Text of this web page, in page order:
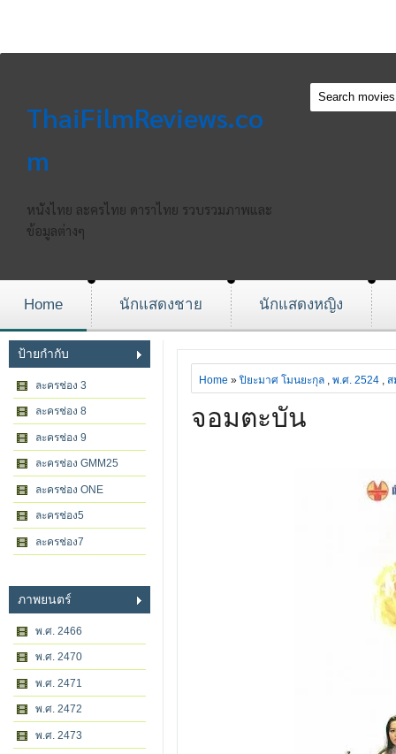
ThaiFilmReviews.co
m
หนังไทย ละครไทย ดาราไทย รวบรวมภาพและ
ข้อมูลต่างๆ
Home นักแสดงชาย นักแสดงหญิง
ป้ายกำกับ
ละครช่อง 3
ละครช่อง 8
ละครช่อง 9
ละครช่อง GMM25
ละครช่อง ONE
ละครช่อง5
ละครช่อง7
ภาพยนตร์
พ.ศ. 2466
พ.ศ. 2470
พ.ศ. 2471
พ.ศ. 2472
พ.ศ. 2473
Home »ปิยะมาศ โมนยะกุล , พ.ศ. 2524 , ส
จอมตะบัน